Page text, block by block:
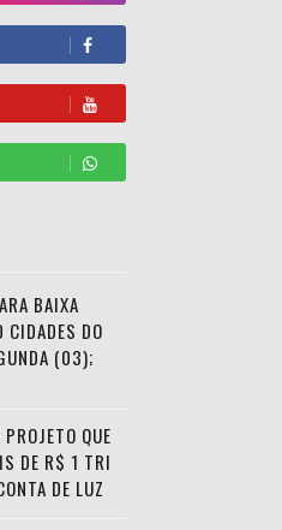
BAIXA
CIDADES DO
(03);
QUE
DE R$ 1 TRI
DE LUZ